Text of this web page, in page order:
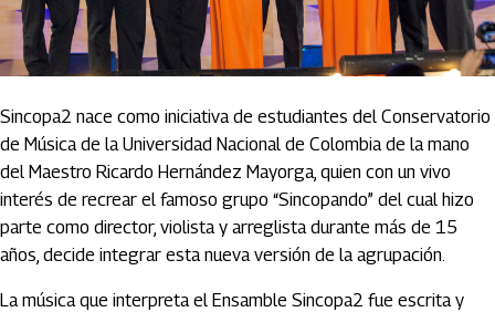
Sincopa2 nace como iniciativa de estudiantes del Conservatorio
de Música de la Universidad Nacional de Colombia de la mano
del Maestro Ricardo Hernández Mayorga, quien con un vivo
interés de recrear el famoso grupo “Sincopando” del cual hizo
parte como director, violista y arreglista durante más de 15
años, decide integrar esta nueva versión de la agrupación.
La música que interpreta el Ensamble Sincopa2 fue escrita y